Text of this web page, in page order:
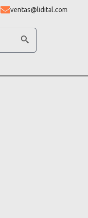
ventas@lidital.com